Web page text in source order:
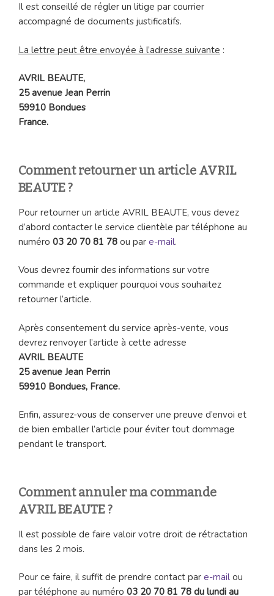
Il est conseillé de régler un litige par courrier
accompagné de documents justificatifs.
La lettre peut être envoyée à l’adresse suivante :
AVRIL BEAUTE,
25 avenue Jean Perrin
59910 Bondues
France.
Comment retourner un article AVRIL
BEAUTE?
Pour retourner un article AVRIL BEAUTE, vous devez
d’abord contacter le service clientèle par téléphone au
numéro 03 20 70 81 78 ou par e-mail.
Vous devrez fournir des informations sur votre
commande et expliquer pourquoi vous souhaitez
retourner l’article.
Après consentement du service après-vente, vous
devrez renvoyer l’article à cette adresse
AVRIL BEAUTE
25 avenue Jean Perrin
59910 Bondues, France.
Enfin, assurez-vous de conserver une preuve d’envoi et
de bien emballer l’article pour éviter tout dommage
pendant le transport.
Comment annuler ma commande
AVRIL BEAUTE ?
Il est possible de faire valoir votre droit de rétractation
dans les 2 mois.
Pour ce faire, il suffit de prendre contact par e-mail ou
par téléphone au numéro 03 20 70 81 78 du lundi au